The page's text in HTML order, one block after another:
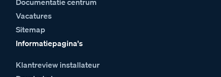
Vacatures
Sitemap
Informatiepagina's
Klantreview installateur